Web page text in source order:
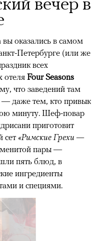
вы оказались в самом
Петербурге (или же
всех
отеля Four Seasons
что заведений там
— даже тем, кто привык
минуту. Шеф-повар
приготовит
сет «Римские Грехи —
пары —
пять блюд, в
ингредиенты
и специями.